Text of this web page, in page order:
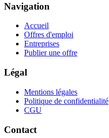
Navigation
Accueil
Offres d'emploi
Entreprises
Publier une offre
Légal
Mentions légales
Politique de confidentialité
CGU
Contact